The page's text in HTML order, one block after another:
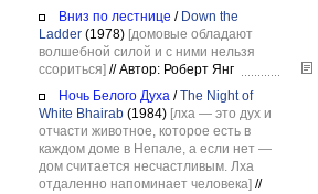
Вниз по лестнице / Down the
Ladder (1978) [домовые обладают
волшебной силой и с ними нельзя
ссориться] //Автор: Роберт Янг
Ночь Белого Духа /The Night of
White Bhairab (1984) [лха — это дух и
отчасти животное, которое есть в
каждом доме в Непале, а если нет —
дом считается несчастливым. Лха
отдаленно напоминает человека] //